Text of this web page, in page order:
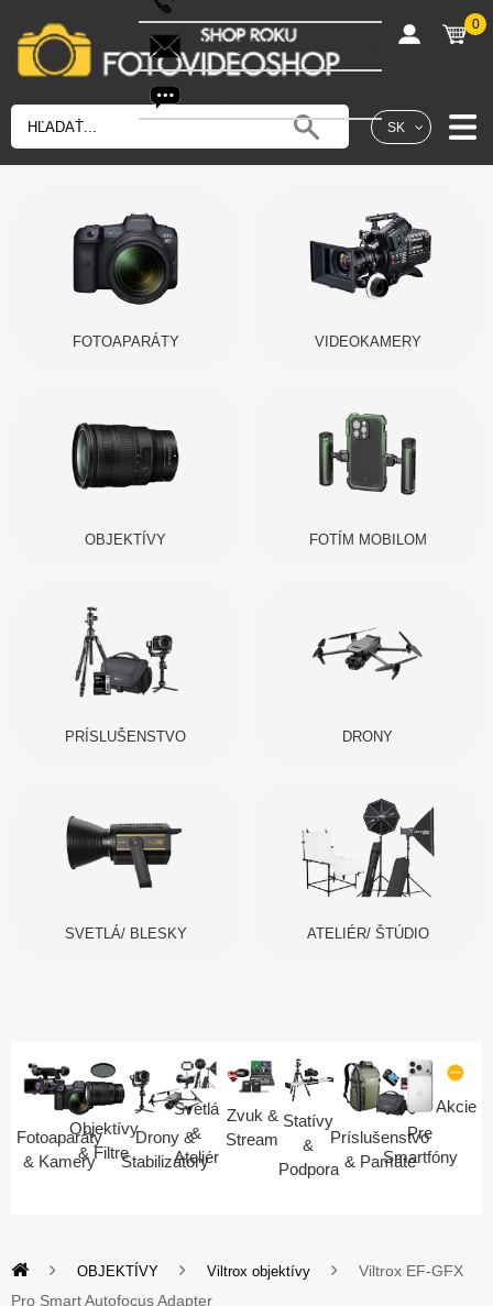
SK
shop@fotovideoshop.sk
0
FOTOAPARÁTY VIDEOKAMERY
OBJEKTÍVY FOTÍM MOBILOM
PRÍSLUŠENSTVO DRONY
SVETLÁ/ BLESKY ATELIÉR/ ŠTÚDIO
Fotoaparáty
& Kamery
Objektívy
& Filtre
Drony &
Stabilizátory
Svetlá
&
Ateliér
Zvuk &
Stream
Statívy
&
Podpora
Príslušenstvo
& Pamäte
Pre
Smartfóny
Akcie
OBJEKTÍVY Viltrox objektívy
Viltrox EF-GFX
Pro Smart Autofocus Adapter